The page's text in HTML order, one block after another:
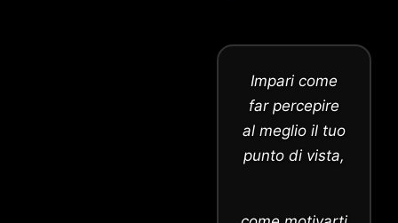
Impari come
far percepire
al meglio il tuo
punto di vista,